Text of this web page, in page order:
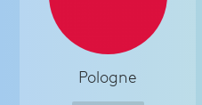
Pologne